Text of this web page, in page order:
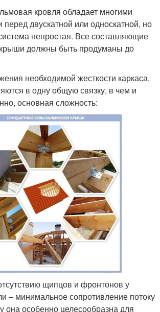
кровля обладает многими
двускатной или односкатной, но
непростая. Все составляющие
должны быть продуманы до
необходимой жесткости каркаса,
в одну общую связку, в чем и
основная сложность:
щипцов и фронтонов у
– минимальное сопротивление потоку
она особенно целесообразна для